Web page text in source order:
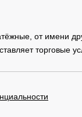
от имени
торговые